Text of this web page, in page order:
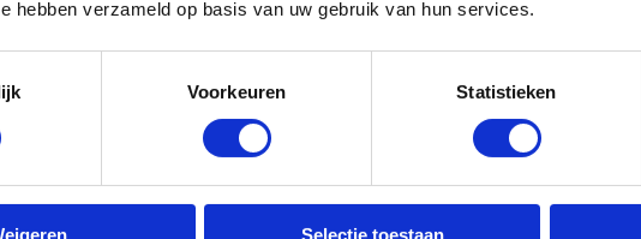
hebben verzameld op basis van uw gebruik van hun services.
Voorkeuren Statistieken
Selectie toestaan
Meer over onderhoud
Duurzaam onderhoud
Meerjarenonderhoud
Wet kwaliteitsborging (WKB)